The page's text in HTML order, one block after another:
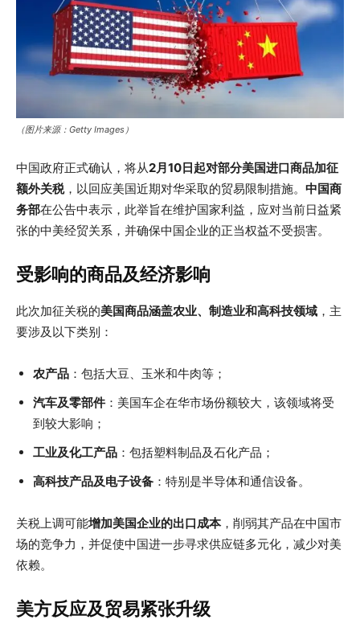
（图片来源：Getty Images）
中国政府正式确认，将从2月10日起对部分美国进口商品加征
额外关税，以回应美国近期对华采取的贸易限制措施。 中国商
务部在公告中表示，此举旨在维护国家利益，应对当前日益紧
张的中美经贸关系，并确保中国企业的正当权益不受损害。
受影响的商品及经济影响
此次加征关税的美国商品涵盖农业、制造业和高科技领域 ，主
要涉及以下类别：
农产品 ：包括大豆、玉米和牛肉等；
汽车及零部件：美国车企在华市场份额较大，该领域将受
到较大影响；
工业及化工产品 ：包括塑料制品及石化产品；
高科技产品及电子设备 ：特别是半导体和通信设备。
关税上调可能增加美国企业的出口成本，削弱其产品在中国市
场的竞争力，并促使中国进一步寻求供应链多元化，减少对美
依赖。
美方反应及贸易紧张升级